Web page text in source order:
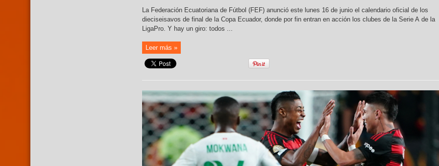
La Federación Ecuatoriana de Fútbol (FEF) anunció este lunes 16 de junio el calendario oficial de los
dieciseisavos de final de la Copa Ecuador, donde por fin entran en acción los clubes de la Serie A de la
LigaPro. Y hay un giro: todos ...
Leer más »